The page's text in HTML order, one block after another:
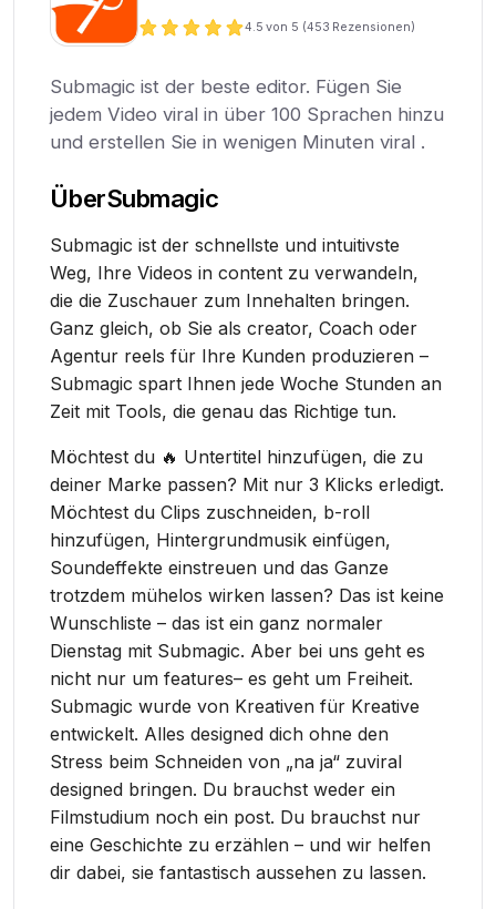
4.5 von 5 (453 Rezensionen)
Submagic ist der beste editor. Fügen Sie
jedem Video viral in über 100 Sprachen hinzu
und erstellen Sie in wenigen Minuten viral .
ÜberSubmagic
Submagic ist der schnellste und intuitivste
Weg, Ihre Videos in content zu verwandeln,
die die Zuschauer zum Innehalten bringen.
Ganz gleich, ob Sie als creator, Coach oder
Agentur reels für Ihre Kunden produzieren –
Submagic spart Ihnen jede Woche Stunden an
Zeit mit Tools, die genau das Richtige tun.
Möchtest du 🔥 Untertitel hinzufügen, die zu
deiner Marke passen? Mit nur 3 Klicks erledigt.
Möchtest du Clips zuschneiden, b-roll
hinzufügen, Hintergrundmusik einfügen,
Soundeffekte einstreuen und das Ganze
trotzdem mühelos wirken lassen? Das ist keine
Wunschliste – das ist ein ganz normaler
Dienstag mit Submagic. Aber bei uns geht es
nicht nur um features– es geht um Freiheit.
Submagic wurde von Kreativen für Kreative
entwickelt. Alles designed dich ohne den
Stress beim Schneiden von „na ja“ zuviral
designed bringen. Du brauchst weder ein
Filmstudium noch ein post. Du brauchst nur
eine Geschichte zu erzählen – und wir helfen
dir dabei, sie fantastisch aussehen zu lassen.